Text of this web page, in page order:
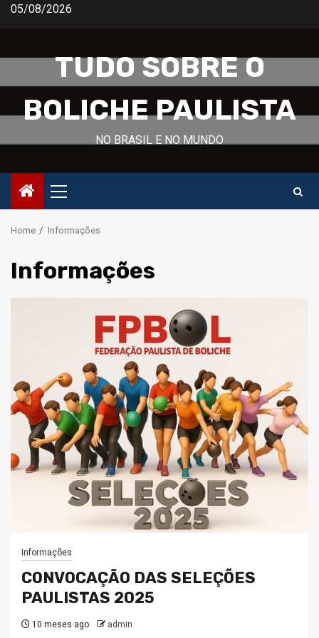
Skip05/08/2026
TUDO SOBRE O
BOLICHE PAULISTA
NO BRASIL E NO MUNDO
Primary
Menu
Home Informações
Informações
Informações
CONVOCAÇÃO DAS SELEÇÕES
PAULISTAS 2025
10 meses ago admin